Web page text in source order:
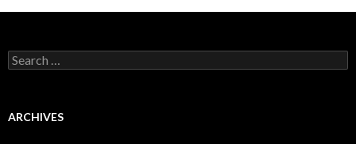
Search
for:
ARCHIVES